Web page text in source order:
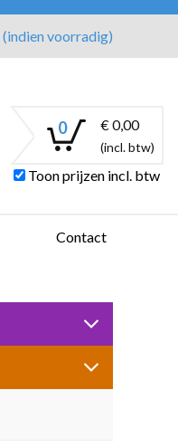
(indien voorradig)
0 € 0,00
(incl. btw)
Toon prijzen incl. btw
Contact